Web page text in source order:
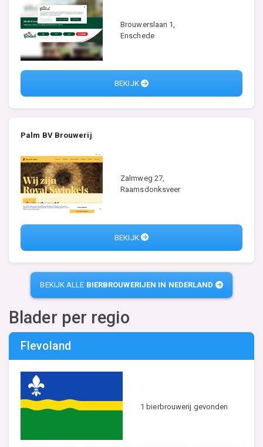
Brouwerslaan 1,
Enschede
BEKIJK
Palm BV Brouwerij
Zalmweg 27,
Raamsdonksveer
BEKIJK
BEKIJK ALLE BIERBROUWERIJEN IN NEDERLAND
Blader per regio
Flevoland
1 bierbrouwerij gevonden